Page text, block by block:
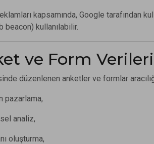
kapsamında, Google tarafından
beacon) kullanılabilir.
ve Form Verileri
düzenlenen anketler ve formlar
pazarlama,
analiz,
oluşturma,